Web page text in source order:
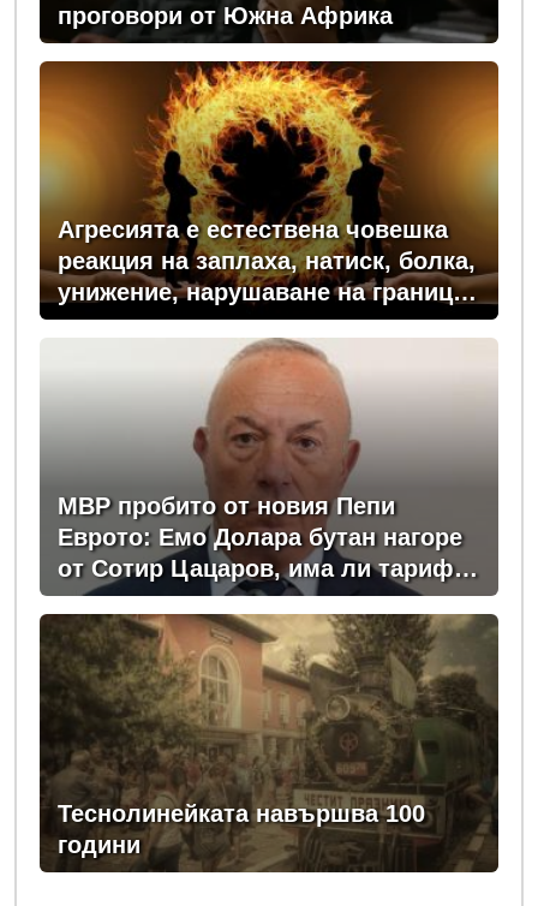
проговори от Южна Африка
Агресията е естествена човешка
реакция на заплаха, натиск, болка,
унижение, нарушаване на граници
или пречка за постигане на важна
МВР пробито от новия Пепи
Еврото: Емо Долара бутан нагоре
от Сотир Цацаров, има ли тарифа
за назначаване и уволняване?
(ЗАПОВЕД)
Теснолинейката навършва 100
години